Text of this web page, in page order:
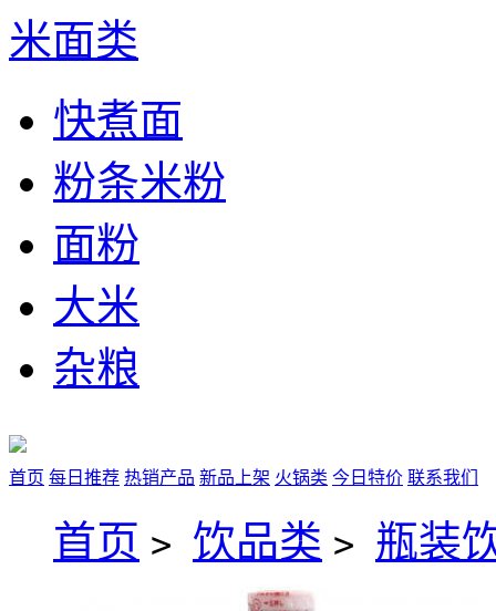
米面类
快煮面
粉条米粉
面粉
大米
杂粮
首页 每日推荐 热销产品 新品上架 火锅类 今日特价 联系我们
首页 > 饮品类 > 瓶装